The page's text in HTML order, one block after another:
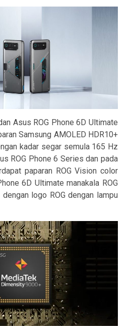
Asus ROG Phone 6D Ultimate
Samsung AMOLED HDR10+
kadar segar semula 165 Hz
ROG Phone 6 Series dan pada
paparan ROG Vision color
6D Ultimate manakala ROG
logo ROG dengan lampu